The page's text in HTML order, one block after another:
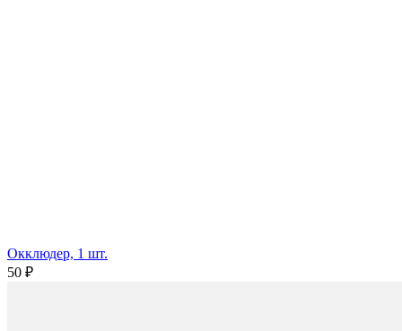
Окклюдер, 1 шт.
50 ₽